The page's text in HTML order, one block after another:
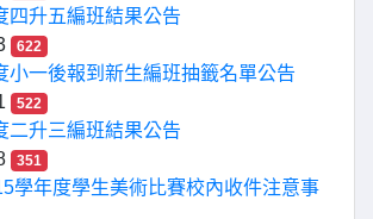
四升五編班結果公告
622
小一後報到新生編班抽籤名單公告
522
二升三編班結果公告
351
學年度學生美術比賽校內收件注意事